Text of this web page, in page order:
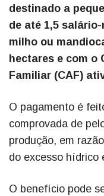
destinado a
de até 1,5
milho ou
hectares e com o
Familiar (CAF)
O pagamento é
comprovada de
produção, em
do excesso hídrico
O benefício pode